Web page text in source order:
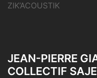
ZIK’ACOUSTIK
JEAN-PIERRE
COLLECTIF